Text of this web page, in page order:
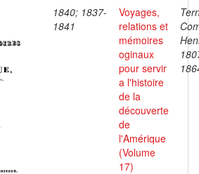
1840; 1837-
1841
Voyages,
relations et
mémoires
oginaux
pour servir
a l'histoire
de la
découverte
de
l'Amérique
(Volume
17)